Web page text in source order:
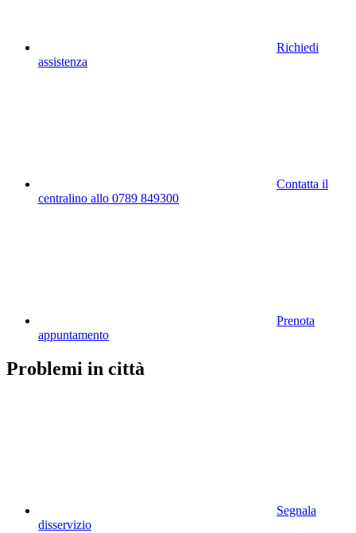
Richiedi
assistenza
Contatta il
centralino allo 0789 849300
Prenota
appuntamento
Problemi in città
Segnala
disservizio